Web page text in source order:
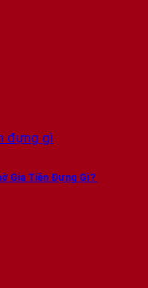
Gia Tiên Đựng Gì?